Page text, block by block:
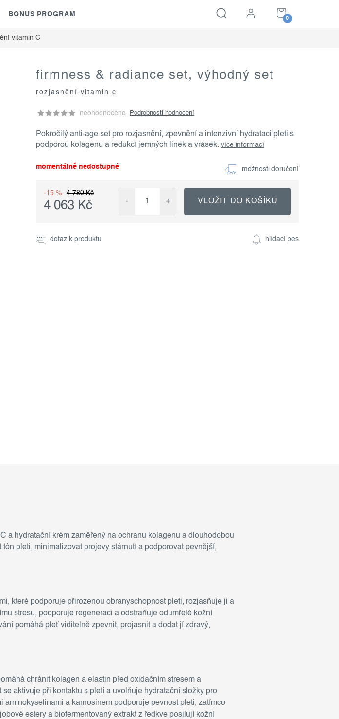
NÁKUPNÍ
KOŠÍK
BONUS PROGRAM
vitamin C
firmness & radiance set, výhodný set
rozjasnění vitamin c
neohodnoceno Podrobnosti hodnocení
Pokročilý anti-age set pro rozjasnění, zpevnění a intenzivní hydrataci pleti s
podporou kolagenu a redukcí jemných linek a vrásek. více informací
momentálně nedostupné možnosti doručení
4 780 Kč
-15 %
4 063 Kč VLOŽIT DO KOŠÍKU
dotaz k produktu hlídací pes
a hydratační krém zaměřený na ochranu kolagenu a dlouhodobou
pleti, minimalizovat projevy stárnutí a podporovat pevnější,
které podporuje přirozenou obranyschopnost pleti, rozjasňuje ji a
stresu, podporuje regeneraci a odstraňuje odumřelé kožní
pomáhá pleť viditelně zpevnit, projasnit a dodat jí zdravý,
chránit kolagen a elastin před oxidačním stresem a
aktivuje při kontaktu s pletí a uvolňuje hydratační složky pro
a karnosinem podporuje pevnost pleti, zatímco
estery a biofermentovaný extrakt z ředkve posilují kožní